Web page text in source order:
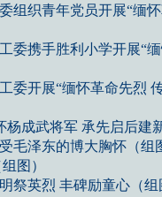
组织青年党员开展“缅
委携手胜利小学开展“
委开展“缅怀革命先烈
杨成武将军 承先启后建
毛泽东的博大胸怀（组
图）
祭英烈 丰碑励童心（组